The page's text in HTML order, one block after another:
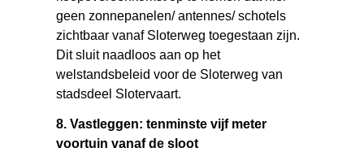
geen zonnepanelen/ antennes/ schotels
zichtbaar vanaf Sloterweg toegestaan zijn.
Dit sluit naadloos aan op het
welstandsbeleid voor de Sloterweg van
stadsdeel Slotervaart.
8. Vastleggen: tenminste vijf meter
voortuin vanaf de sloot